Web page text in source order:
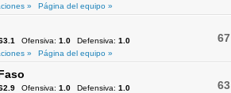
»
Página del equipo »
Ofensiva: 1.0 Defensiva: 1.0
»
Página del equipo »
67
Ofensiva: 1.0 Defensiva: 1.0
63